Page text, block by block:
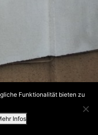
Funktionalität bieten zu
Infos